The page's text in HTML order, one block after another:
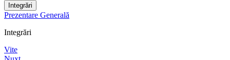
Integrări
Prezentare Generală
Integrări
Vite